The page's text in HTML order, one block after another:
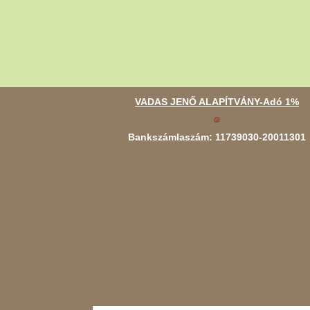
VADAS JENŐ ALAPÍTVÁNY-Adó 1%
Bankszámlaszám: 11739030-20011301